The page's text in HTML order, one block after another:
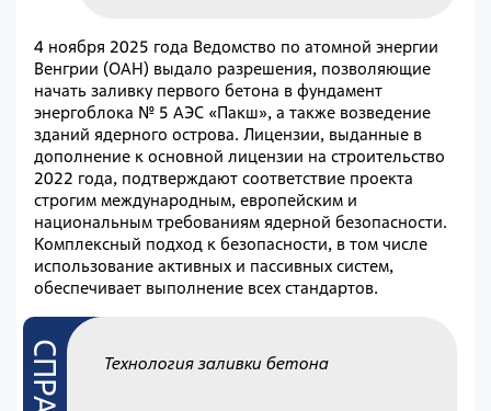
4 ноября 2025 года Ведомство по атомной энергии
Венгрии (ОАН) выдало разрешения, позволяющие
начать заливку первого бетона в фундамент
энергоблока № 5 АЭС «Пакш», а также возведение
зданий ядерного острова. Лицензии, выданные в
дополнение к основной лицензии на строительство
2022 года, подтверждают соответствие проекта
строгим международным, европейским и
национальным требованиям ядерной безопасности.
Комплексный подход к безопасности, в том числе
использование активных и пассивных систем,
обеспечивает выполнение всех стандартов.
Технология заливки бетона